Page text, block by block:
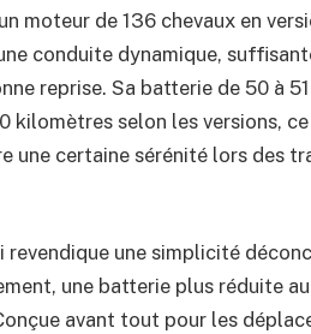
moteur de 136 chevaux en
conduite dynamique,
reprise. Sa batterie de 50 à
kilomètres selon les versions,
une certaine sérénité lors des
revendique une simplicité
une batterie plus réduite
avant tout pour les